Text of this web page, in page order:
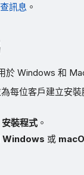
訊息 。
於 Windows 和
每位客戶建立安
安裝程式 。
Windows 或